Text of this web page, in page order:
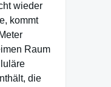
wieder
kommt
Raum
die